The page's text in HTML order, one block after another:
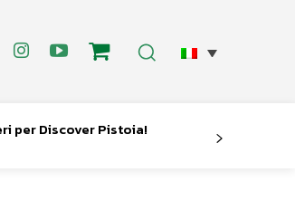
per Discover Pistoia!